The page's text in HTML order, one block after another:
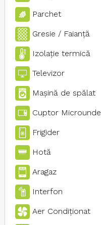
Parchet
Gresie / Faianţă
Izolaţie termică
Televizor
Maşină de spălat
Cuptor Microunde
Frigider
Hotă
Aragaz
Interfon
Aer Condiţionat